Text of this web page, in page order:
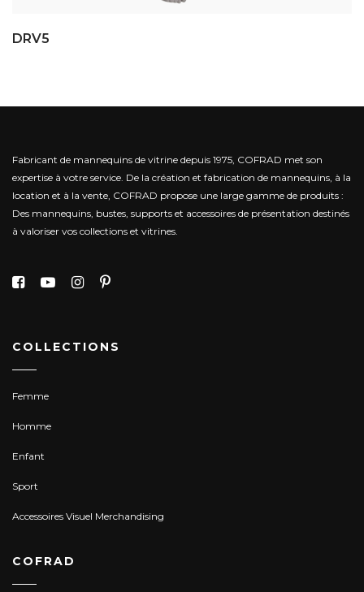
DRV5
Fabricant de mannequins de vitrine depuis 1975, COFRAD met son
expertise à votre service. De la création et fabrication de mannequins, à la
location et à la vente, COFRAD propose une large gamme de produits :
Des mannequins, bustes, supports et accessoires de présentation destinés
à valoriser vos collections et vitrines.
COLLECTIONS
Femme
Homme
Enfant
Sport
Accessoires Visuel Merchandising
COFRAD